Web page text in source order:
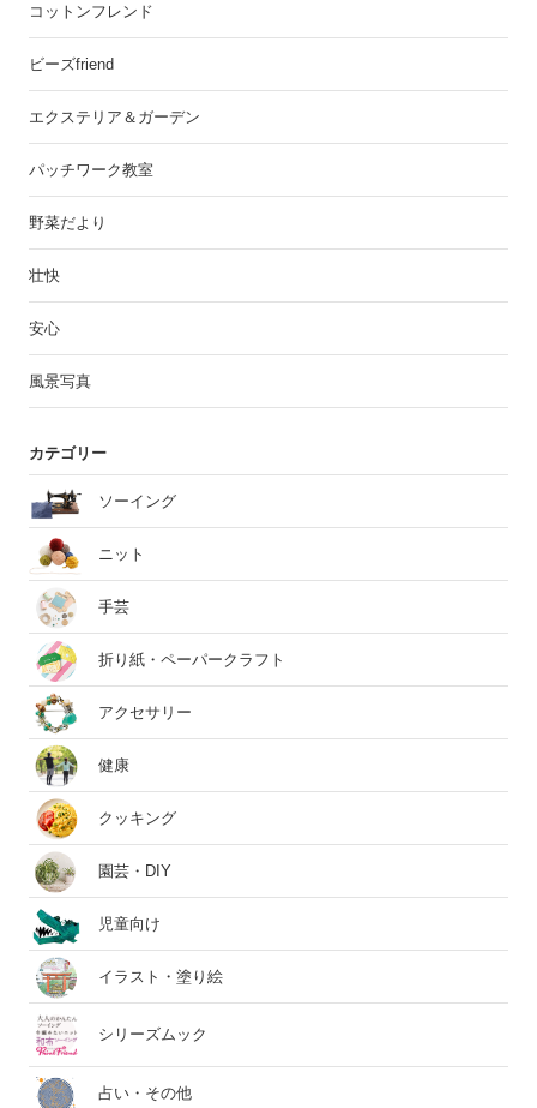
コットンフレンド
ビーズfriend
エクステリア＆ガーデン
パッチワーク教室
野菜だより
壮快
安心
風景写真
カテゴリー
ソーイング
ニット
手芸
折り紙・ペーパークラフト
アクセサリー
健康
クッキング
園芸・DIY
児童向け
イラスト・塗り絵
シリーズムック
占い・その他